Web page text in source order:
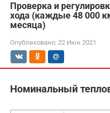
Проверка и
хода (каждые 48 000
месяца)
Опубликовано: 22 Июн 2021
Номинальный